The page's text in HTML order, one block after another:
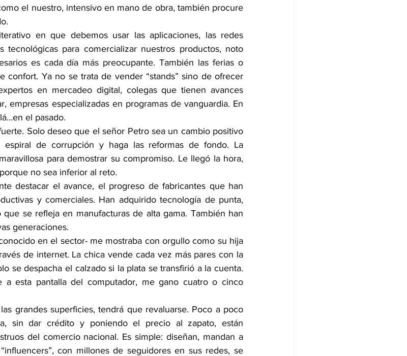
el nuestro, intensivo en mano de obra, también procure
en que debemos usar las aplicaciones, las redes
tecnológicas para comercializar nuestros productos, noto
es cada día más preocupante. También las ferias o
confort. Ya no se trata de vender “stands” sino de ofrecer
en mercadeo digital, colegas que tienen avances
empresas especializadas en programas de vanguardia. En
el pasado.
Solo deseo que el señor Petro sea un cambio positivo
de corrupción y haga las reformas de fondo. La
para demostrar su compromiso. Le llegó la hora,
no sea inferior al reto.
destacar el avance, el progreso de fabricantes que han
y comerciales. Han adquirido tecnología de punta,
se refleja en manufacturas de alta gama. También han
generaciones.
en el sector- me mostraba con orgullo como su hija
de internet. La chica vende cada vez más pares con la
se despacha el calzado si la plata se transfirió a la cuenta.
a esta pantalla del computador, me gano cuatro o cinco
grandes superficies, tendrá que revaluarse. Poco a poco
sin dar crédito y poniendo el precio al zapato, están
del comercio nacional. Es simple: diseñan, mandan a
con millones de seguidores en sus redes, se